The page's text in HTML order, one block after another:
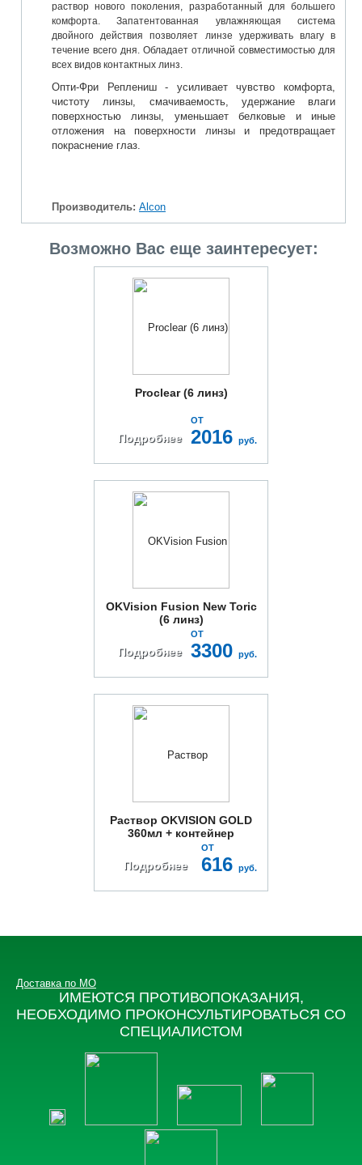
раствор нового поколения, разработанный для большего
комфорта. Запатентованная увлажняющая система
двойного действия позволяет линзе удерживать влагу в
течение всего дня. Обладает отличной совместимостью для
всех видов контактных линз.
Опти-Фри Реплениш - усиливает чувство комфорта,
чистоту линзы, смачиваемость, удержание влаги
поверхностью линзы, уменьшает белковые и иные
отложения на поверхности линзы и предотвращает
покраснение глаз.
Производитель: Alcon
Возможно Вас еще заинтересует:
Proclear (6 линз)
Подробнее
ОТ
2016 руб.
OKVision Fusion New Toric
(6 линз)
Подробнее
ОТ
3300 руб.
Раствор OKVISION GOLD
360мл + контейнер
Подробнее
ОТ
616 руб.
ИМЕЮТСЯ ПРОТИВОПОКАЗАНИЯ,
НЕОБХОДИМО ПРОКОНСУЛЬТИРОВАТЬСЯ СО
СПЕЦИАЛИСТОМ
Доставка по МО